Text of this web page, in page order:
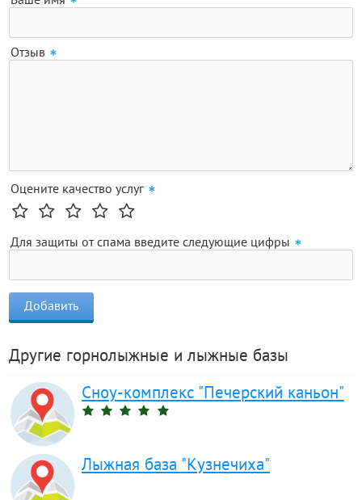
Отзыв
Оцените качество услуг
Для защиты от спама введите следующие цифры
Другие горнолыжные и лыжные базы
Сноу-комплекс "Печерский каньон"
Лыжная база "Кузнечиха"